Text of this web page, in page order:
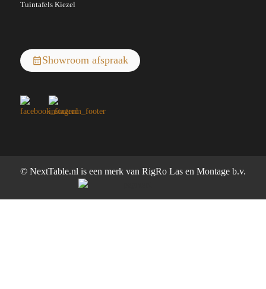
Tuintafels Kiezel
Showroom afspraak
© NextTable.nl is een merk van RigRo Las en Montage b.v.